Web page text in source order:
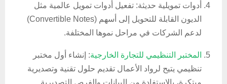
أدوات تمويلية حديثة: تفعيل أدوات تمويل عالمية مثل
الديون القابلة للتحويل إلى أسهم (Convertible Notes)
لدعم الشركات في مراحل نموها المختلفة.
المختبر التنظيمي للتجارة الخارجية: إنشاء أول مختبر
تنظيمي يتيح لرواد الأعمال تقديم حلول تقنية وتصديرية
مبتكرة، بالاستفادة من البيانات والفرص التصديرية